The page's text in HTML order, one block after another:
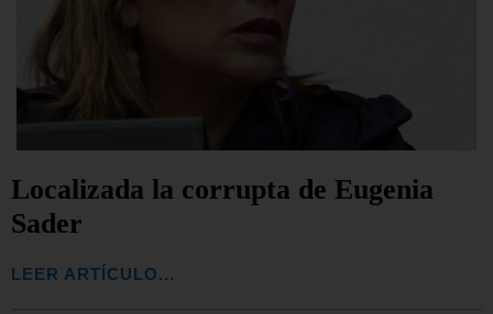
Localizada la corrupta de Eugenia
Sader
LEER ARTÍCULO...